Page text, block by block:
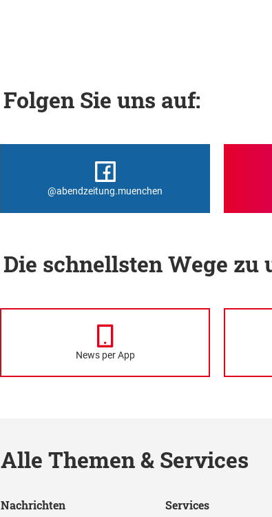
Folgen Sie uns auf:
@abendzeitung.muenchen
Die schnellsten Wege zu
News per App
Alle Themen & Services
Nachrichten Services